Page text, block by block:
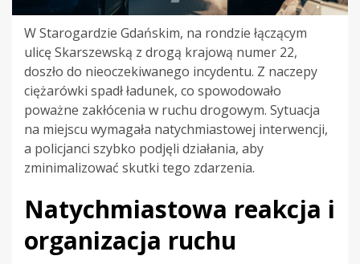
W Starogardzie Gdańskim, na rondzie łączącym
ulicę Skarszewską z drogą krajową numer 22,
doszło do nieoczekiwanego incydentu. Z naczepy
ciężarówki spadł ładunek, co spowodowało
poważne zakłócenia w ruchu drogowym. Sytuacja
na miejscu wymagała natychmiastowej interwencji,
a policjanci szybko podjęli działania, aby
zminimalizować skutki tego zdarzenia.
Natychmiastowa reakcja i
organizacja ruchu